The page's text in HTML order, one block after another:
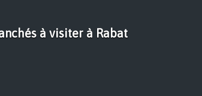
à visiter à Rabat